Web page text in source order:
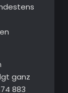
ganz
883